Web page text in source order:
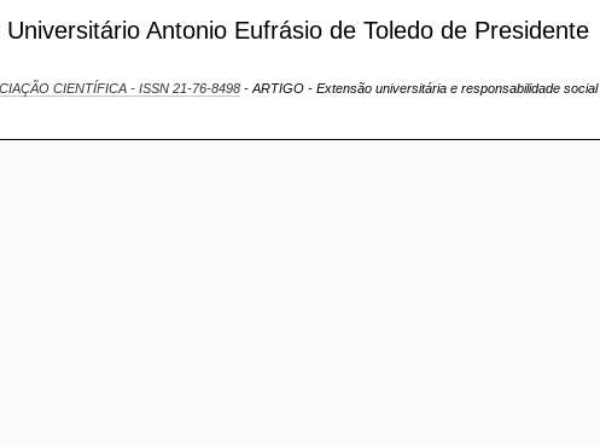
Antonio Eufrásio de Toledo de Presidente
CIENTÍFICA - ISSN 21-76-8498 - ARTIGO - Extensão universitária e responsabilidade social